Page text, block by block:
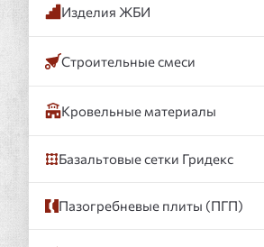
Изделия ЖБИ
Строительные смеси
Кровельные материалы
Базальтовые сетки Гридекс
Пазогребневые плиты (ПГП)